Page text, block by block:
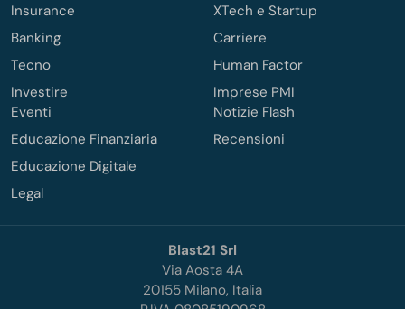
Insurance
Banking
Tecno
Investire
XTech e Startup
Carriere
Human Factor
Imprese PMI
Eventi
Educazione Finanziaria
Educazione Digitale
Legal
Notizie Flash
Recensioni
Blast21 Srl
Via Aosta 4A
20155 Milano, Italia